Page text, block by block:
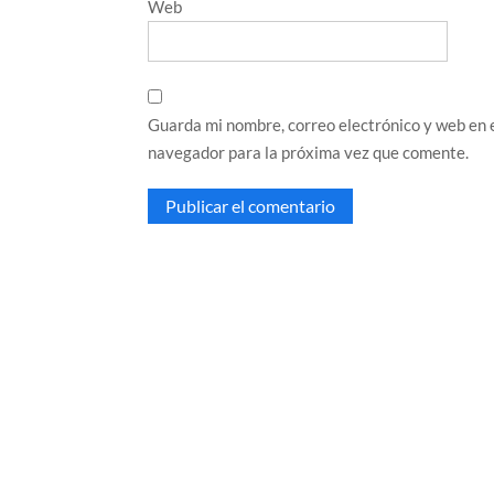
Web
Guarda mi nombre, correo electrónico y web en
navegador para la próxima vez que comente.